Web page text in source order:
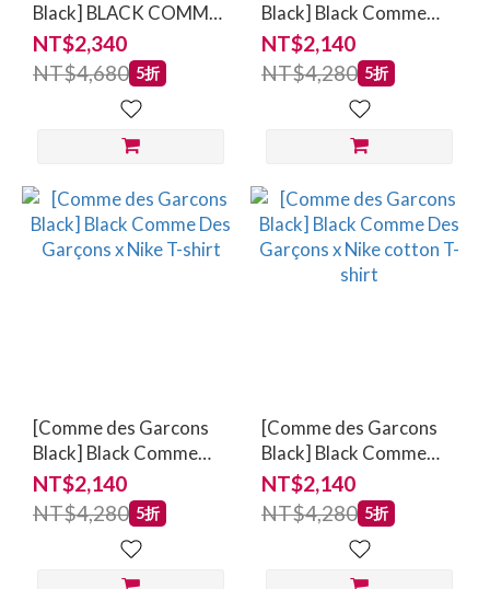
Black] BLACK COMME
des GARCONS Cotton
Jersey with Nike
Message Print
NT$2,340
NT$4,680 5折
Black] Black Comme
Des Garçons x Nike T-
shirt
NT$2,140
NT$4,280 5折
[Comme des Garcons
Black] Black Comme
Des Garçons x Nike T-
shirt
NT$2,140
NT$4,280 5折
[Comme des Garcons
Black] Black Comme
Des Garçons x Nike
cotton T-shirt
NT$2,140
NT$4,280 5折